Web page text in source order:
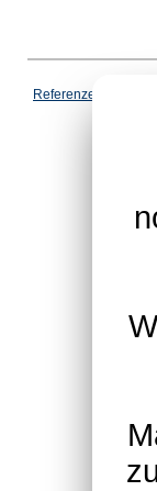
Referenzen